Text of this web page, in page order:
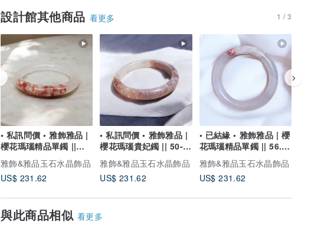
設計館其他商品 看更多 1 / 3
• 私訊問價 • 雅飾雅品 |
櫻花瑪瑙精品單鐲 ||
57.0圈口10條寬
雅飾&雅品玉石水晶飾品
US$ 231.62
• 私訊問價 • 雅飾雅品 |
櫻花瑪瑙貴妃鐲 || 50-
51
雅飾&雅品玉石水晶飾品
US$ 231.62
• 已結緣 • 雅飾雅品 | 櫻
花瑪瑙精品單鐲 || 56.1
口 11+條寬
雅飾&雅品玉石水晶飾品
US$ 231.62
與此商品相似 看更多